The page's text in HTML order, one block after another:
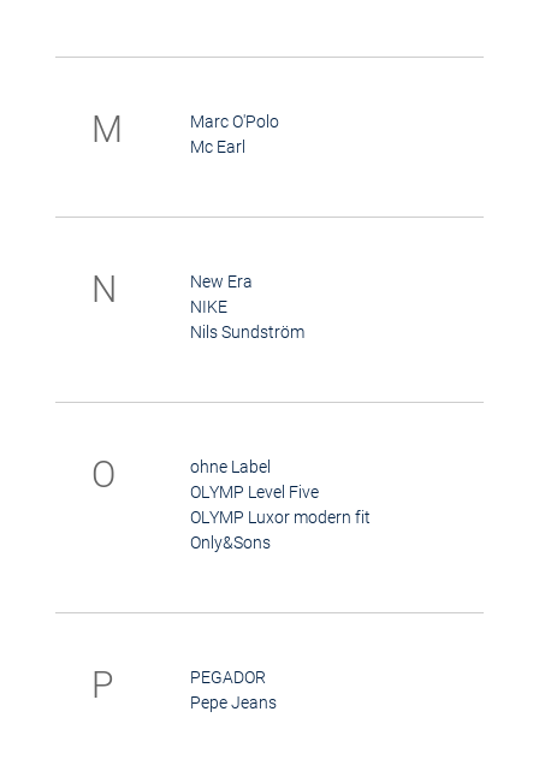
M
Marc O'Polo
Mc Earl
N
New Era
NIKE
Nils Sundström
O
ohne Label
OLYMP Level Five
OLYMP Luxor modern fit
Only&Sons
P
PEGADOR
Pepe Jeans